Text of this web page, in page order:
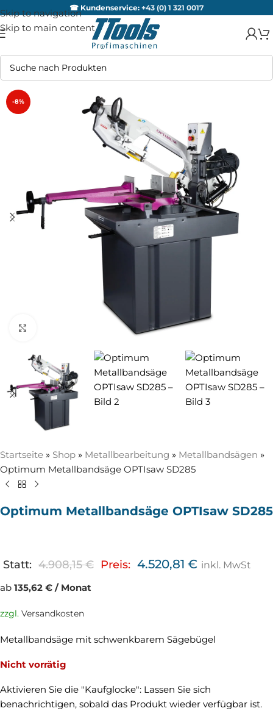
Skip to navigation
Skip to main content
☎ Kundenservice: +43 (0) 1 321 0017
-8%
Zum Vergrößern anklicken
Startseite » Shop » Metallbearbeitung » Metallbandsägen »
Optimum Metallbandsäge OPTIsaw SD285
Optimum Metallbandsäge OPTIsaw SD285
Statt: 4.908,15€ Preis: 4.520,81 € inkl. MwSt
ab 135,62 € / Monat
zzgl. Versandkosten
Metallbandsäge mit schwenkbarem Sägebügel
Nicht vorrätig
Aktivieren Sie die "Kaufglocke": Lassen Sie sich
benachrichtigen, sobald das Produkt wieder verfügbar ist.